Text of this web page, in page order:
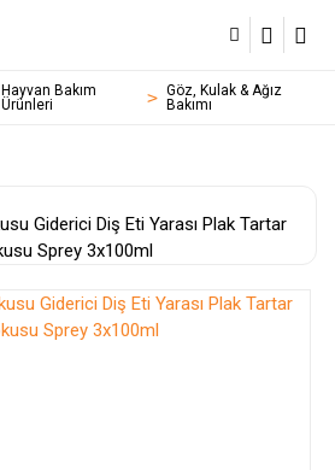
Hayvan Bakım
Ürünleri
Göz, Kulak & Ağız
Bakımı